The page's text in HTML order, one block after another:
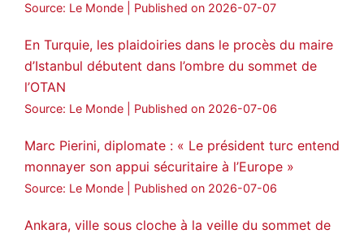
Source: Le Monde Published on 2026-07-07
En Turquie, les plaidoiries dans le procès du maire
d’Istanbul débutent dans l’ombre du sommet de
l’OTAN
Source: Le Monde Published on 2026-07-06
Marc Pierini, diplomate : « Le président turc entend
monnayer son appui sécuritaire à l’Europe »
Source: Le Monde Published on 2026-07-06
Ankara, ville sous cloche à la veille du sommet de